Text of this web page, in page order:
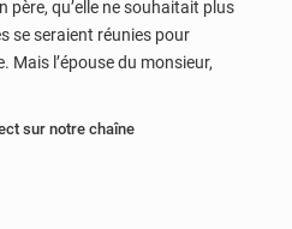
père, qu’elle ne souhaitait plus
se seraient réunies pour
Mais l’épouse du monsieur,
sur notre chaîne